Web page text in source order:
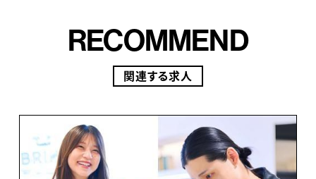
ワークです。
-Keyword 素直で、明るく、前向きに-
び、困ったことがあればみんなで解決に取り組む社風で
す。産前産後休業ならびに育児休業からの復職率は
100％です。復職後には育児短時間勤務を利用していた
RECOMMEND
関連する求人